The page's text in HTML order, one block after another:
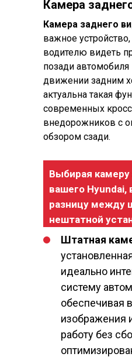
Камера
Камера заднего
важное
водителю видеть
позади
движении задним
актуальна такая
современных
внедорожников с
обзором сзади.
Выбирая камеру
вашего
разницу между
нештатной
Штатная
идеально
систему
обеспечивая
изображения
работу без